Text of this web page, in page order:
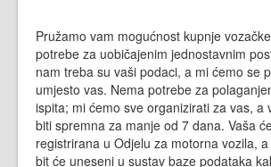
Pružamo vam mogućnost kupnje
potrebe za uobičajenim jednostavnim
nam treba su vaši podaci, a mi ćemo se
umjesto vas. Nema potrebe za
ispita; mi ćemo sve organizirati za vas, a
biti spremna za manje od 7 dana. Vaša
registrirana u Odjelu za motorna vozila,
bit će uneseni u sustav baze podataka